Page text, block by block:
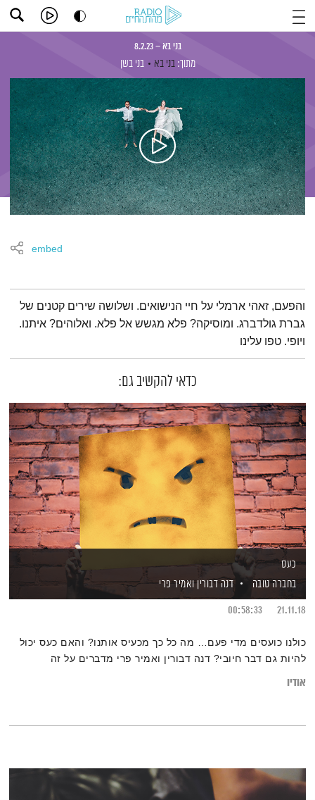
בני בא – 8.2.23
מתוך: בני בא בני בשן
embed
תמצית הפודקאסט
והפעם, זאהי ארמלי על חיי הנישואים. ושלושה שירים קטנים של
גברת גולדברג. ומוסיקה? פלא מגשש אל פלא. ואלוהים? איתנו.
ויופי. טפו עלינו
כדאי להקשיב גם:
כעס
בחברה טובה
דנה דבוריןואמיר פרי
21.11.18
00:58:33
כולנו כועסים מדי פעם… מה כל כך מכעיס אותנו? והאם כעס יכול
להיות גם דבר חיובי? דנה דבורין ואמיר פרי מדברים על זה
אודיו